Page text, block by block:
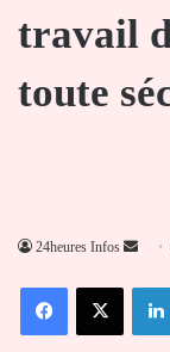
travail
toute
24heures Infos
courriel
FacebookX